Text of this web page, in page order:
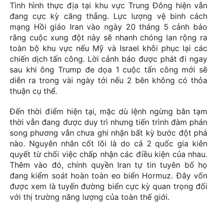
Tình hình thực địa tại khu vực Trung Đông hiện vẫn
đang cực kỳ căng thẳng. Lực lượng vệ binh cách
mạng Hồi giáo Iran vào ngày 20 tháng 5 cảnh báo
rằng cuộc xung đột này sẽ nhanh chóng lan rộng ra
toàn bộ khu vực nếu Mỹ và Israel khôi phục lại các
chiến dịch tấn công. Lời cảnh báo được phát đi ngay
sau khi ông Trump đe dọa 1 cuộc tấn công mới sẽ
diễn ra trong vài ngày tới nếu 2 bên không có thỏa
thuận cụ thể.
Đến thời điểm hiện tại, mặc dù lệnh ngừng bắn tạm
thời vẫn đang được duy trì nhưng tiến trình đàm phán
song phương vẫn chưa ghi nhận bất kỳ bước đột phá
nào. Nguyên nhân cốt lõi là do cả 2 quốc gia kiên
quyết từ chối việc chấp nhận các điều kiện của nhau.
Thêm vào đó, chính quyền Iran tự tin tuyên bố họ
đang kiểm soát hoàn toàn eo biển Hormuz. Đây vốn
được xem là tuyến đường biển cực kỳ quan trọng đối
với thị trường năng lượng của toàn thế giới.